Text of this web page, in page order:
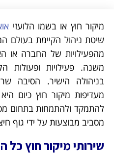
מיקור חוץ או בשמו הלועזי
שיטת ניהול הקיימת בעולם
מהפעילויות של החברה או
משנה. פעילויות
בניהולה הישיר. הסיבה
מעדיפות מיקור חוץ כיום
להתמקד ולהתמחות בתחום
מסביב מבוצעות על ידי גוף
שירותי מיקור חוץ כל